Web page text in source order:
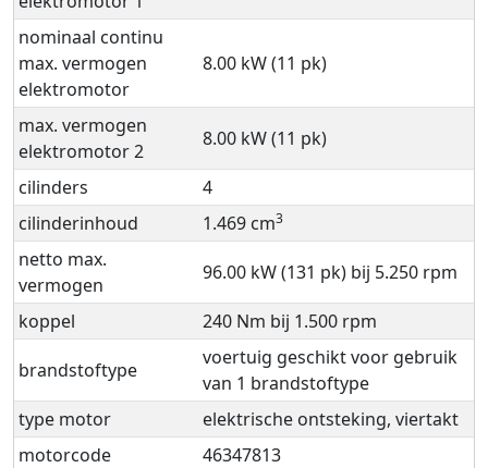
nominaal continu
max. vermogen
elektromotor
8.00 kW (11 pk)
max. vermogen
elektromotor 2
8.00 kW (11 pk)
cilinders
4
cilinderinhoud
1.469 cm3
netto max.
vermogen
96.00 kW (131 pk) bij 5.250 rpm
koppel 240 Nm bij 1.500 rpm
brandstoftype
voertuig geschikt voor gebruik
van 1 brandstoftype
type motor
elektrische ontsteking, viertakt
motorcode
46347813